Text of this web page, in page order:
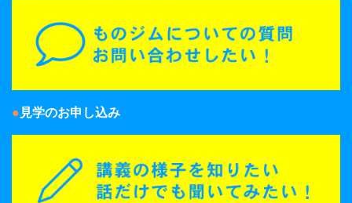
見学のお申し込み